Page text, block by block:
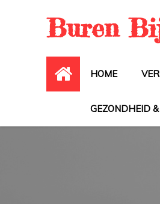
Buren
HOME
GEZONDHEID